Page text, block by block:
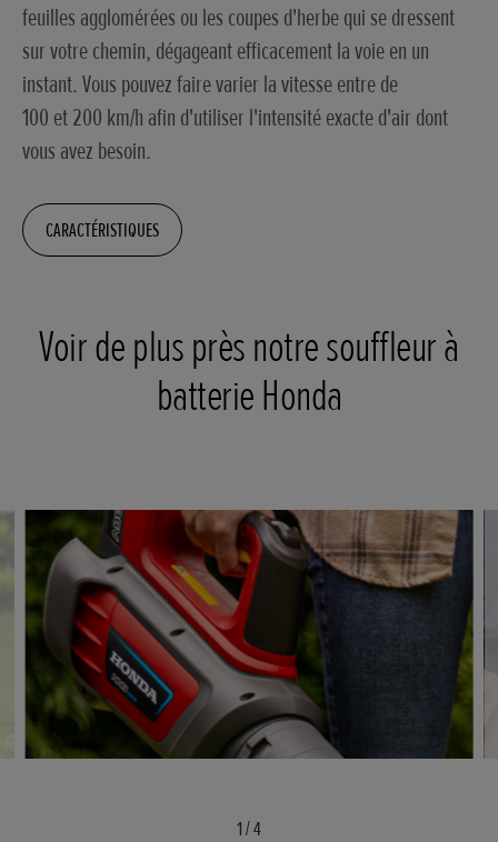
feuilles agglomérées ou les coupes d'herbe qui se dressent
sur votre chemin, dégageant efficacement la voie en un
instant. Vous pouvez faire varier la vitesse entre de
100 et 200 km/h afin d'utiliser l'intensité exacte d'air dont
vous avez besoin.
CARACTÉRISTIQUES
Voir de plus près notre souffleur à
batterie Honda
1/4